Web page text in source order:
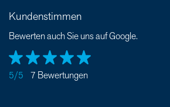
Kundenstimmen
Bewerten auch Sie uns auf Google.
5/5 7 Bewertungen